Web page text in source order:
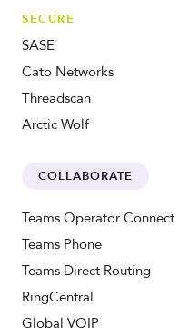
SECURE
SASE
Cato Networks
Threadscan
Arctic Wolf
COLLABORATE
Teams Operator Connect
Teams Phone
Teams Direct Routing
RingCentral
Global VOIP